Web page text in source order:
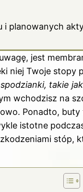
i planowanych
jest
niej Twoje stopy
takie
wchodzisz na
Ponadto,
istotne
stóp,